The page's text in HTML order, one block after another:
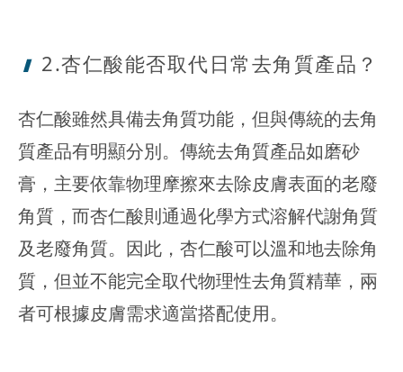
2.杏仁酸能否取代日常去角質產品？
杏仁酸雖然具備去角質功能，但與傳統的去角
質產品有明顯分別。傳統去角質產品如磨砂
膏，主要依靠物理摩擦來去除皮膚表面的老廢
角質，而杏仁酸則通過化學方式溶解代謝角質
及老廢角質。因此，杏仁酸可以溫和地去除角
質，但並不能完全取代物理性去角質精華，兩
者可根據皮膚需求適當搭配使用。